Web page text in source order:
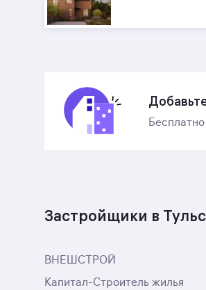
Застройщики в
ВНЕШСТРОЙ
Капитал-Строитель жилья